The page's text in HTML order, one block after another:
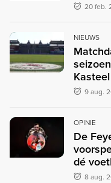
20 feb.
NIEUWS
Kasteel
9 aug.
OPINIE
De
dé
8 aug.